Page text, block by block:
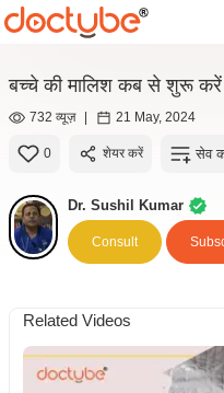
बच्चे की मालिश कब से शुरू
732 व्यूज़ | 21 May, 2024
0 शेयर करें सेव
Dr. Sushil Kumar
Consult
Related Videos